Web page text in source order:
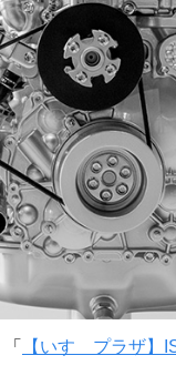
【いすゞプラザ】